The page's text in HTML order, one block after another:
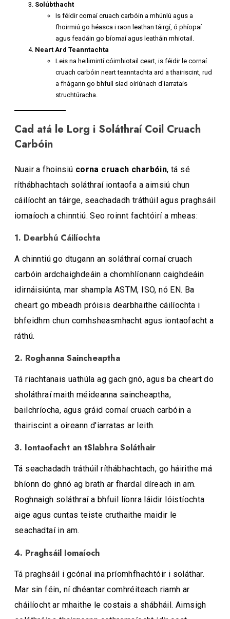
Solúbthacht
Is féidir cornaí cruach carbóin a mhúnlú agus a
fhoirmiú go héasca i raon leathan táirgí, ó phíopaí
agus feadáin go bíomaí agus leatháin mhiotail.
Neart Ard Teanntachta
Leis na heilimintí cóimhiotail ceart, is féidir le cornaí
cruach carbóin neart teanntachta ard a thairiscint, rud
a fhágann go bhfuil siad oiriúnach d'iarratais
struchtúracha.
Cad atá le Lorg i Soláthraí Coil Cruach
Carbóin
Nuair a fhoinsiú corna cruach charbóin, tá sé
ríthábhachtach soláthraí iontaofa a aimsiú chun
cáilíocht an táirge, seachadadh tráthúil agus praghsáil
iomaíoch a chinntiú. Seo roinnt fachtóirí a mheas:
1. Dearbhú Cáilíochta
A chinntiú go dtugann an soláthraí cornaí cruach
carbóin ardchaighdeáin a chomhlíonann caighdeáin
idirnáisiúnta, mar shampla ASTM, ISO, nó EN. Ba
cheart go mbeadh próisis dearbhaithe cáilíochta i
bhfeidhm chun comhsheasmhacht agus iontaofacht a
ráthú.
2. Roghanna Saincheaptha
Tá riachtanais uathúla ag gach gnó, agus ba cheart do
sholáthraí maith méideanna saincheaptha,
bailchríocha, agus gráid cornaí cruach carbóin a
thairiscint a oireann d'iarratas ar leith.
3. Iontaofacht an tSlabhra Soláthair
Tá seachadadh tráthúil ríthábhachtach, go háirithe má
bhíonn do ghnó ag brath ar fhardal díreach in am.
Roghnaigh soláthraí a bhfuil líonra láidir lóistíochta
aige agus cuntas teiste cruthaithe maidir le
seachadtaí in am.
4. Praghsáil Iomaíoch
Tá praghsáil i gcónaí ina príomhfhachtóir i soláthar.
Mar sin féin, ní dhéantar comhréiteach riamh ar
cháilíocht ar mhaithe le costais a shábháil. Aimsigh